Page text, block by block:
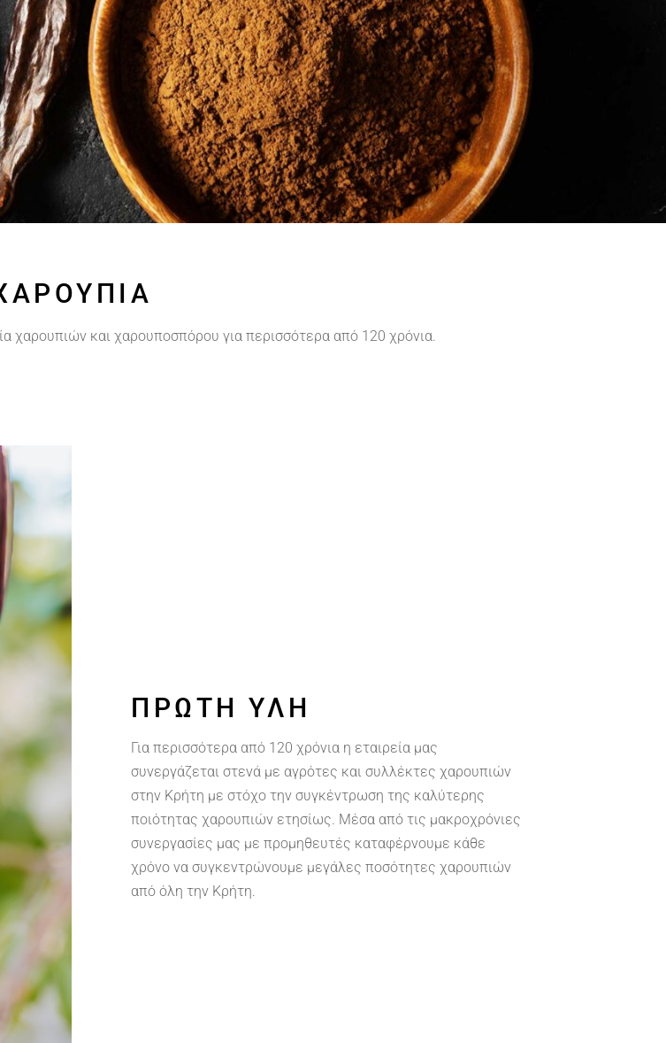
χαρουπιών και χαρουποσπόρου για περισσότερα από 120 χρόνια.
ΠΡΏΤΗ ΎΛΗ
Για περισσότερα από 120 χρόνια η εταιρεία μας
συνεργάζεται στενά με αγρότες και συλλέκτες χαρουπιών
στην Κρήτη με στόχο την συγκέντρωση της καλύτερης
ποιότητας χαρουπιών ετησίως. Μέσα από τις μακροχρόνιες
συνεργασίες μας με προμηθευτές καταφέρνουμε κάθε
χρόνο να συγκεντρώνουμε μεγάλες ποσότητες χαρουπιών
από όλη την Κρήτη.